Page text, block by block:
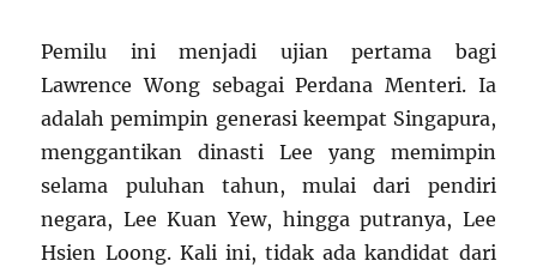
Pemilu ini menjadi ujian pertama bagi
Lawrence Wong sebagai Perdana Menteri. Ia
adalah pemimpin generasi keempat Singapura,
menggantikan dinasti Lee yang memimpin
selama puluhan tahun, mulai dari pendiri
negara, Lee Kuan Yew, hingga putranya, Lee
Hsien Loong. Kali ini, tidak ada kandidat dari